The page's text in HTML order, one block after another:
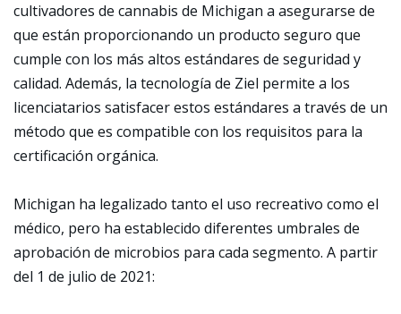
cultivadores de cannabis de Michigan a asegurarse de
que están proporcionando un producto seguro que
cumple con los más altos estándares de seguridad y
calidad. Además, la tecnología de Ziel permite a los
licenciatarios satisfacer estos estándares a través de un
método que es compatible con los requisitos para la
certificación orgánica.
Michigan ha legalizado tanto el uso recreativo como el
médico, pero ha establecido diferentes umbrales de
aprobación de microbios para cada segmento. A partir
del 1 de julio de 2021: